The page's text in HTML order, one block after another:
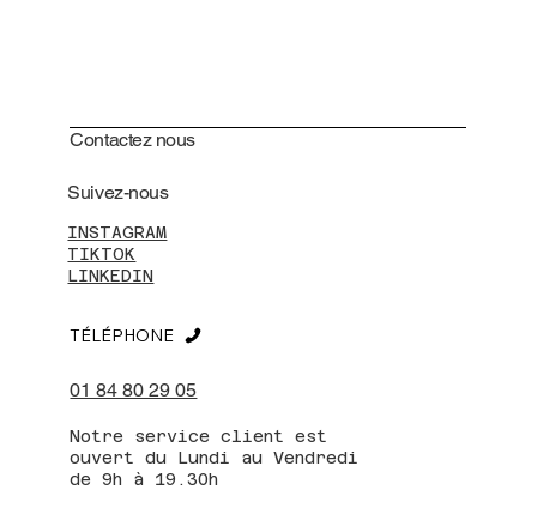
Contactez nous
INSTAGRAM
TIKTOK
LINKEDIN
Suivez-nous
01 84 80 29 05
TÉLÉPHONE
Notre service client est
ouvert du Lundi au Vendredi
de 9h à 19.30h